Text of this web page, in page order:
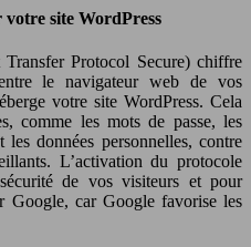
site WordPress
Protocol Secure) chiffre
le navigateur web de vos
votre site WordPress. Cela
comme les mots de passe, les
données personnelles, contre
L’activation du protocole
de vos visiteurs et pour
Google, car Google favorise les